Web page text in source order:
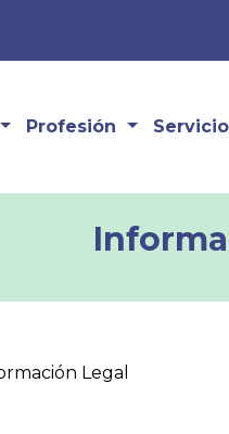
Profesión
Legal